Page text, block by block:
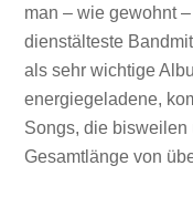
man – wie gewohnt
dienstälteste
als sehr wichtige
energiegeladene,
Songs, die bisweilen
Gesamtlänge von